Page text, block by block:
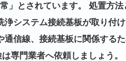
」とされています。 処置方法
システム接続基板が取り付
信線、接続基板に関係する
専門業者へ依頼しましょう。